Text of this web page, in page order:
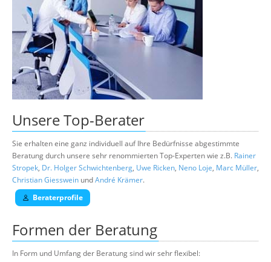
UnsereTop-Berater
Sie erhalten eine ganz individuell auf Ihre Bedürfnisse abgestimmte
Beratung durch unsere sehr renommierten Top-Experten wie z.B. Rainer
Stropek, Dr. Holger Schwichtenberg, Uwe Ricken, Neno Loje, Marc Müller,
Christian Giesswein undAndré Krämer.
Beraterprofile
Formen der Beratung
In Form und Umfang der Beratung sind wir sehr flexibel: